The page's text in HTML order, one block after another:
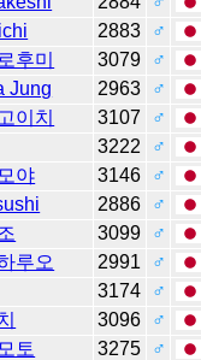
2883
♂
후미 3079
♂
Jung 2963
♂
이치 3107
♂
3222
♂
야 3146
♂
2886
♂
3099
♂
루오 2991
♂
3174
♂
3096
♂
토 3275
♂